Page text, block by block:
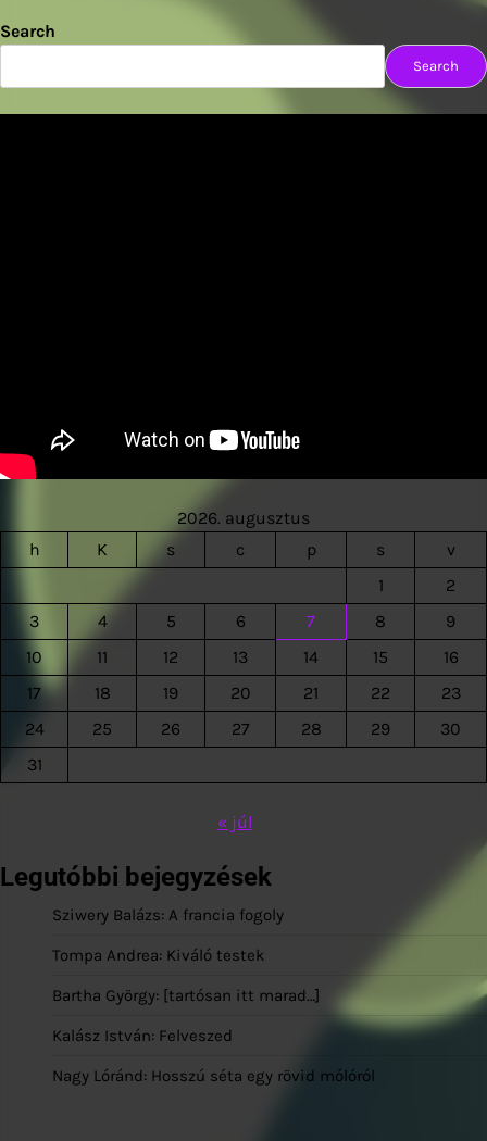
Search
Search
2026. augusztus
h
K s c p s
v
1
2
3
4 5 6 7 8
9
10
11 12 13 14 15
16
17
18 19 20 21 22
23
24
25 26 27 28 29
30
31
« júl
Legutóbbi bejegyzések
Sziwery Balázs: A francia fogoly
Tompa Andrea: Kiváló testek
Bartha György: [tartósan itt marad…]
Kalász István: Felveszed
Nagy Lóránd: Hosszú séta egy rövid mólóról